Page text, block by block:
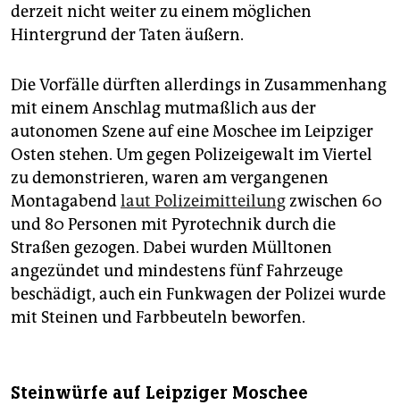
derzeit nicht weiter zu einem möglichen
Hintergrund der Taten äußern.
Die Vorfälle dürften allerdings in Zusammenhang
mit einem Anschlag mutmaßlich aus der
autonomen Szene auf eine Moschee im Leipziger
Osten stehen. Um gegen Polizeigewalt im Viertel
zu demonstrieren, waren am vergangenen
Montagabendlaut Polizeimitteilungzwischen 60
und 80 Personen mit Pyrotechnik durch die
Straßen gezogen. Dabei wurden Mülltonen
angezündet und mindestens fünf Fahrzeuge
beschädigt, auch ein Funkwagen der Polizei wurde
mit Steinen und Farbbeuteln beworfen.
Steinwürfe auf Leipziger Moschee